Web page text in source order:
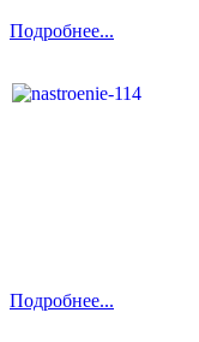
Подробнее...
Подробнее...